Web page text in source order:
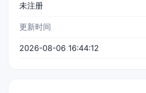
未注册
更新时间
2026-08-06 16:44:12